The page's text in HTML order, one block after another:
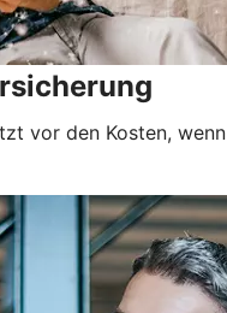
vor den Kosten, wenn